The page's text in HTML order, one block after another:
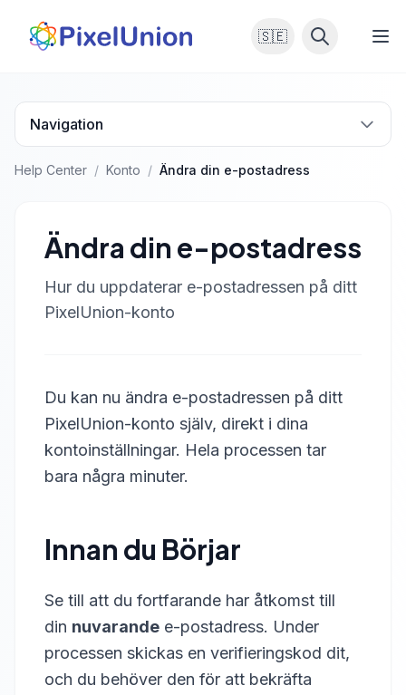
🇸🇪
Navigation
Help Center / Konto / Ändra din e-postadress
Ändra din e-postadress
Hur du uppdaterar e-postadressen på ditt
PixelUnion-konto
Du kan nu ändra e-postadressen på ditt
PixelUnion-konto själv, direkt i dina
kontoinställningar. Hela processen tar
bara några minuter.
Innan du Börjar
Se till att du fortfarande har åtkomst till
din nuvarande e-postadress. Under
processen skickas en verifieringskod dit,
och du behöver den för att bekräfta